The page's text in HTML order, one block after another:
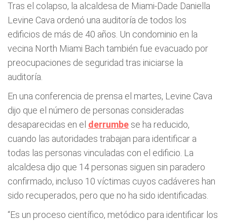
Tras el colapso, la alcaldesa de Miami-Dade Daniella
Levine Cava ordenó una auditoría de todos los
edificios de más de 40 años. Un condominio en la
vecina North Miami Bach también fue evacuado por
preocupaciones de seguridad tras iniciarse la
auditoría.
En una conferencia de prensa el martes, Levine Cava
dijo que el número de personas consideradas
desaparecidas en el derrumbe se ha reducido,
cuando las autoridades trabajan para identificar a
todas las personas vinculadas con el edificio. La
alcaldesa dijo que 14 personas siguen sin paradero
confirmado, incluso 10 víctimas cuyos cadáveres han
sido recuperados, pero que no ha sido identificadas.
“Es un proceso científico, metódico para identificar los